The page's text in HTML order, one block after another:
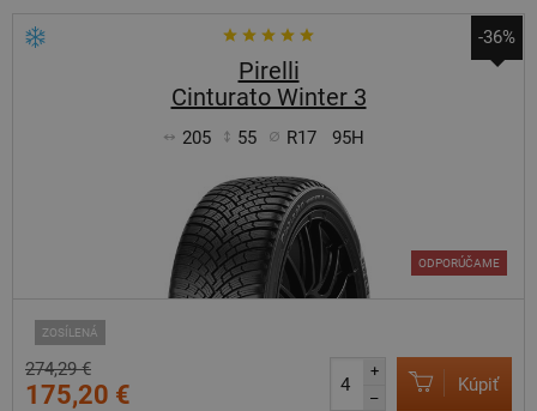
-36%
Pirelli
Cinturato Winter 3
205 55 R17 95H
ZOSÍLENÁ
ODPORÚČAME
274,29 €
175,20 €
+
–
Kúpiť